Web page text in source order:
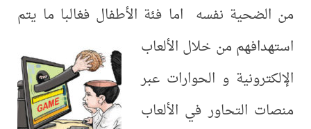
من الضحية نفسه اما فئة الأطفال فغالبا ما يتم
استهدافهم من خلال الألعاب
الإلكترونية و الحوارات عبر
منصات التحاور في الألعاب